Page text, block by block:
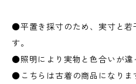
●平置き採寸のため、実寸と若
す。
●照明により実物と色合いが違
●こちらは古着の商品になりま